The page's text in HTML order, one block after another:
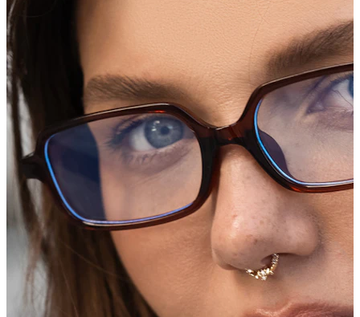
Augenbraue